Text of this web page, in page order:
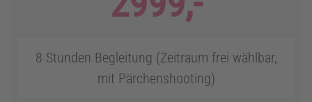
8 Stunden Begleitung (Zeitraum frei wählbar,
mit Pärchenshooting)